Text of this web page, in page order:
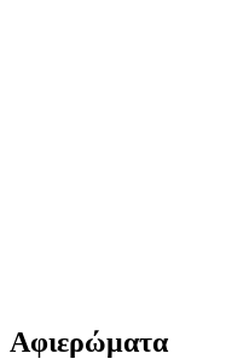
Αφιερώματα